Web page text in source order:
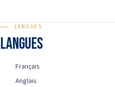
LANGUES
Langues
Français
Anglais